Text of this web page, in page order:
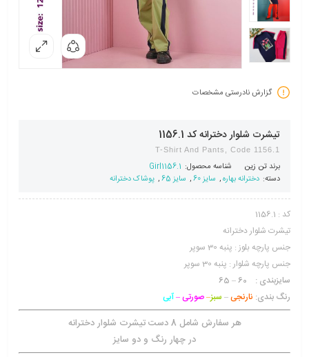
گزارش نادرستی مشخصات
تیشرت شلوار دخترانه کد 1156.1
T-Shirt And Pants, Code 1156.1
برند تن زین شناسه محصول: Girl1156.1
دسته: دخترانه بهاره, سایز 60 , سایز 65 , پوشاک دخترانه
کد : 1156.1
تیشرت شلوار دخترانه
جنس پارچه بلوز : پنبه 30 سوپر
جنس پارچه شلوار : پنبه 30 سوپر
سایزبندی : 60 – 65
رنگ بندی: نارنجی– سبز–صورتی –آبی
هر سفارش شامل 8 دست تیشرت شلوار دخترانه
در چهار رنگ و دو سایز